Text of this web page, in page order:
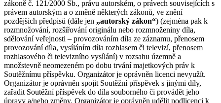
zákoně č. 121/2000 Sb., právu autorském, o právech souvisejících s
právem autorským a o změně některých zákonů, ve znění
pozdějších předpisů (dále jen „autorský zákon“) (zejména pak k
rozmnožování, rozšiřování originálu nebo rozmnoženiny díla,
sdělování veřejnosti – provozováním díla ze záznamu, přenosem
provozování díla, vysíláním díla rozhlasem či televizí, přenosem
rozhlasového či televizního vysílání) v rozsahu územně a
množstevně neomezeném po dobu trvání majetkových práv k
Soutěžnímu příspěvku. Organizátor je oprávněn licenci nevyužít.
Organizátor je oprávněn spojit Soutěžní příspěvek s jinými díly,
zařadit Soutěžní příspěvek do díla souborného či provádět jeho
úpravy a/nebo změny. Organizátor je oprávněn udělit podlicenci k